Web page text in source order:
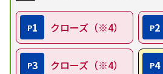
P1 クローズ（※4） P2
P3 クローズ（※4） P4